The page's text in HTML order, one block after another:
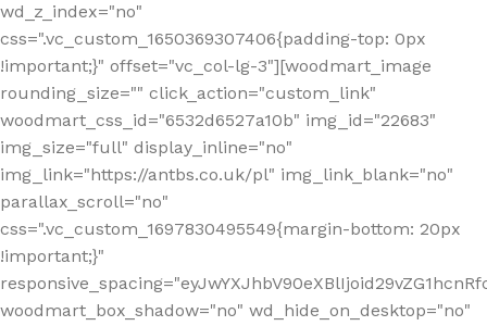
wd_z_index="no"
css=".vc_custom_1650369307406{padding-top: 0px
!important;}" offset="vc_col-lg-3"][woodmart_image
rounding_size="" click_action="custom_link"
woodmart_css_id="6532d6527a10b" img_id="22683"
img_size="full" display_inline="no"
img_link="https://antbs.co.uk/pl" img_link_blank="no"
parallax_scroll="no"
css=".vc_custom_1697830495549{margin-bottom: 20px
!important;}"
woodmart_box_shadow="no" wd_hide_on_desktop="no"